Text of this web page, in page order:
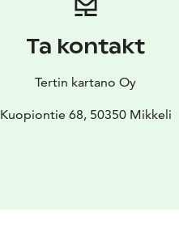
Ta kontakt
Tertin kartano Oy
Kuopiontie 68, 50350 Mikkeli